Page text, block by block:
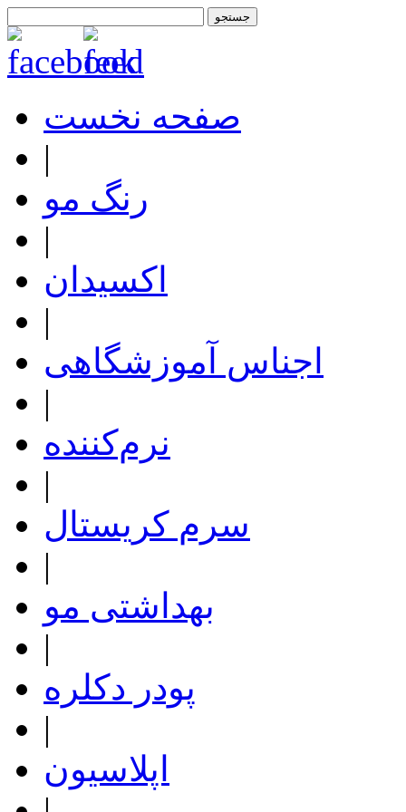
صفحه نخست
|
رنگ مو
|
اکسیدان
|
اجناس آموزشگاهی
|
نرم‌کننده
|
سرم کریستال
|
بهداشتی مو
|
پودر دکلره
|
اپلاسیون